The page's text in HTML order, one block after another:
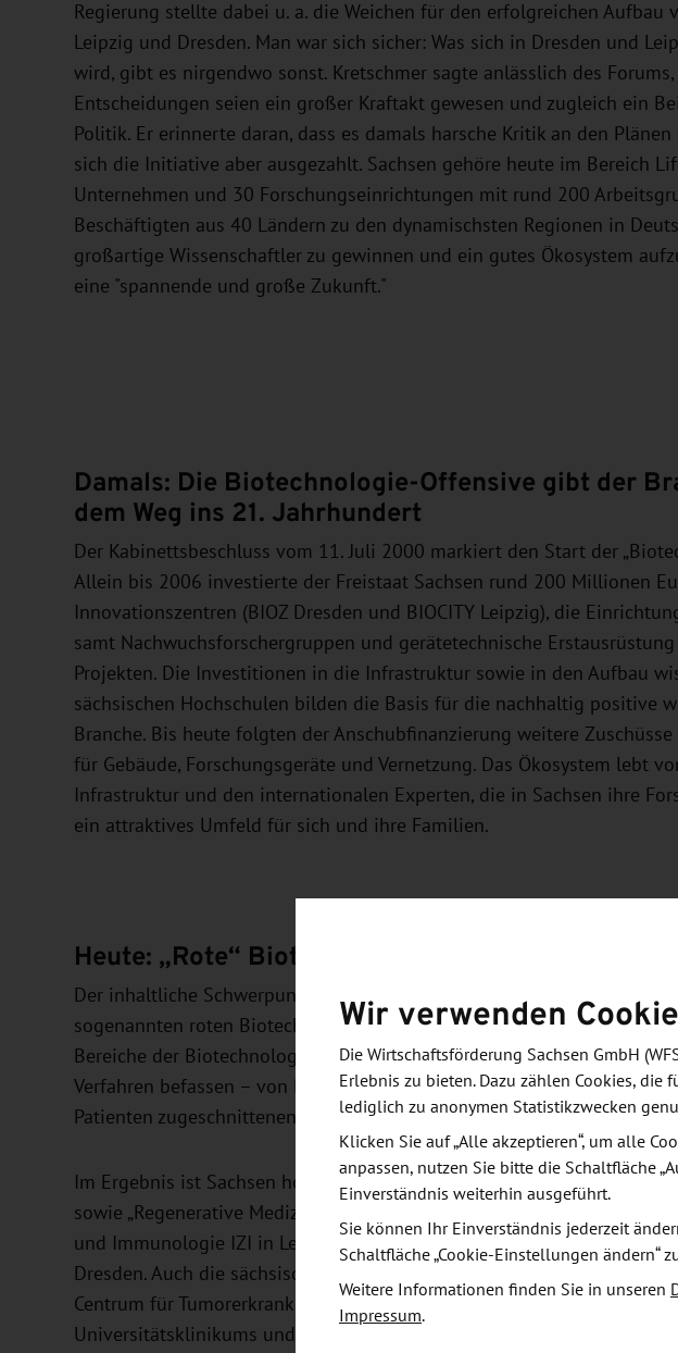
Regierung stellte dabei u. a. die Weichen für den erfolgreichen
Leipzig und Dresden. Man war sich sicher: Was sich in Dresden und
wird, gibt es nirgendwo sonst. Kretschmer sagte anlässlich des
Entscheidungen seien ein großer Kraftakt gewesen und zugleich ein
Politik. Er erinnerte daran, dass es damals harsche Kritik an den
sich die Initiative aber ausgezahlt. Sachsen gehöre heute im Bereich
Unternehmen und 30 Forschungseinrichtungen mit rund 200
Beschäftigten aus 40 Ländern zu den dynamischsten Regionen in
großartige Wissenschaftler zu gewinnen und ein gutes Ökosystem
eine "spannende und große Zukunft."
Damals: Die Biotechnologie-Offensive gibt der
dem Weg ins 21. Jahrhundert
Der Kabinettsbeschluss vom 11. Juli 2000 markiert den Start der
Allein bis 2006 investierte der Freistaat Sachsen rund 200 Millionen
Innovationszentren (BIOZ Dresden und BIOCITY Leipzig), die
samt Nachwuchsforschergruppen und gerätetechnische
Projekten. Die Investitionen in die Infrastruktur sowie in den Aufbau
sächsischen Hochschulen bilden die Basis für die nachhaltig positive
Branche. Bis heute folgten der Anschubfinanzierung weitere
für Gebäude, Forschungsgeräte und Vernetzung. Das Ökosystem lebt
Infrastruktur und den internationalen Experten, die in Sachsen ihre
ein attraktives Umfeld für sich und ihre Familien.
Heute: „Rote“ Biotechnologie aus Sachsen rettet
Der inhaltliche Schwerpunkt lag in den Anfangsjahren vor allem auf
sogenannten roten Biotechnologie, auch medizinische Biotechnologie
Bereiche der Biotechnologie, die sich mit der Entwicklung
Verfahren befassen – von Biochips zur medizinischen Diagnostik bis
Patienten zugeschnittenen Gen-, Zell- und Immuntherapien.
Im Ergebnis ist Sachsen heute nationales Leistungszentrum bei den
sowie „Regenerative Medizin“. Stellvertretend dafür stehen das
und Immunologie IZI in Leipzig sowie das Zentrum für Regenerative
Dresden. Auch die sächsische Krebsforschung ist international
Centrum für Tumorerkrankungen Dresden NCT/UCC ist eine
Universitätsklinikums und der Medizinischen Fakultät Carl Gustav
Wir verwenden
Die Wirtschaftsförderung Sachsen GmbH
Erlebnis zu bieten. Dazu zählen Cookies,
lediglich zu anonymen Statistikzwecken
Klicken Sie auf „Alle akzeptieren“, um alle
anpassen, nutzen Sie bitte die Schaltfläche
Einverständnis weiterhin ausgeführt.
Sie können Ihr Einverständnis jederzeit
Schaltfläche „Cookie-Einstellungen ändern“
Weitere Informationen finden Sie in unseren
Impressum.